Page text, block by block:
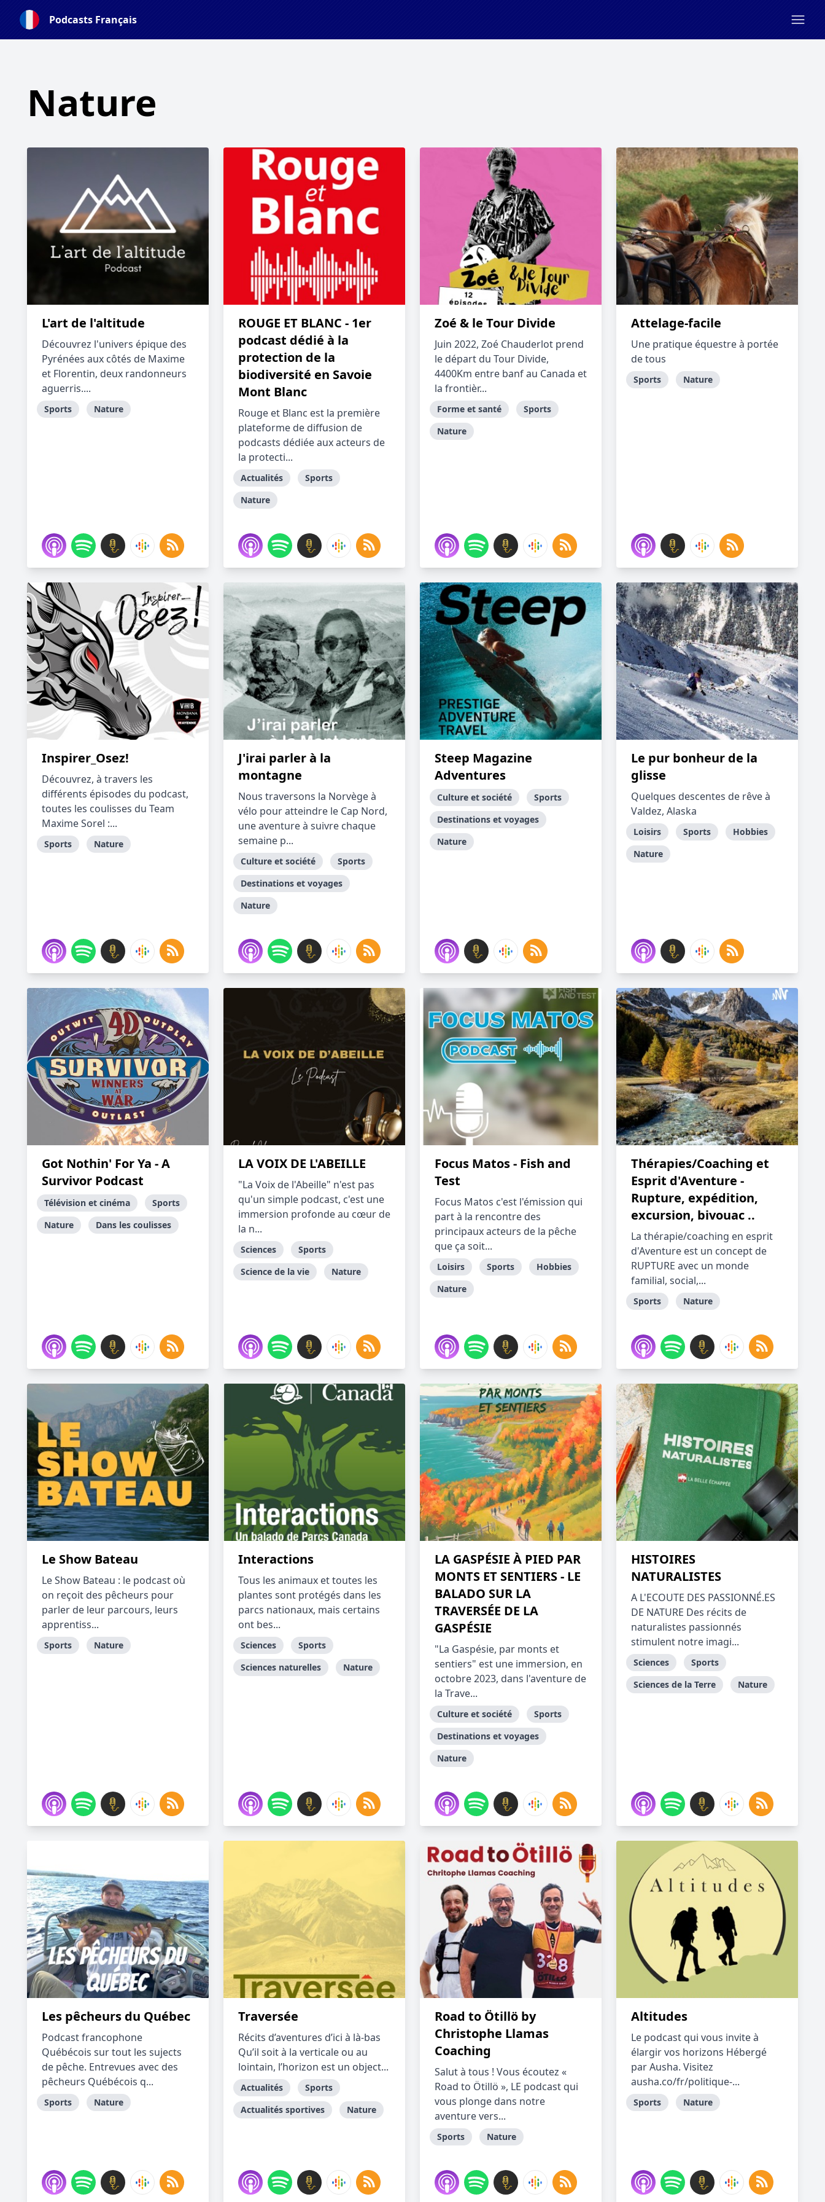
Podcasts Français
Nature
L'art de l'altitude
Découvrez l'univers épique des
Pyrénées aux côtés de Maxime
et Florentin, deux randonneurs
aguerris....
Sports Nature
ROUGE ET BLANC - 1er
podcast dédié à la
protection de la
biodiversité en Savoie
Mont Blanc
Rouge et Blanc est la première
plateforme de diffusion de
podcasts dédiée aux acteurs de
la protecti...
Actualités
Sports
Nature
Zoé & le Tour Divide
Juin 2022, Zoé Chauderlot prend
le départ du Tour Divide,
4400Km entre banf au Canada et
la frontièr...
Forme et santé
Sports
Nature
Attelage-facile
Une pratique équestre à portée
de tous
Sports Nature
Inspirer_Osez!
Découvrez, à travers les
différents épisodes du podcast,
toutes les coulisses du Team
Maxime Sorel :...
Sports Nature
J'irai parler à la
montagne
Nous traversons la Norvège à
vélo pour atteindre le Cap Nord,
une aventure à suivre chaque
semaine p...
Culture et société
Sports
Destinations et voyages
Nature
Steep Magazine
Adventures
Culture et société
Sports
Destinations et voyages
Nature
Le pur bonheur de la
glisse
Quelques descentes de rêve à
Valdez, Alaska
Loisirs Sports
Hobbies
Nature
Got Nothin' For Ya - A
Survivor Podcast
Télévision et cinéma
Sports
Nature
Dans les coulisses
LA VOIX DE L'ABEILLE
"La Voix de l'Abeille" n'est pas
qu'un simple podcast, c'est une
immersion profonde au cœur de
la n...
Sciences
Sports
Science de la vie
Nature
Focus Matos - Fish and
Test
Focus Matos c'est l'émission qui
part à la rencontre des
principaux acteurs de la pêche
que ça soit...
Loisirs Sports
Hobbies
Nature
Thérapies/Coaching et
Esprit d'Aventure -
Rupture, expédition,
excursion, bivouac ..
La thérapie/coaching en esprit
d'Aventure est un concept de
RUPTURE avec un monde
familial, social,...
Sports Nature
Le Show Bateau
Le Show Bateau : le podcast où
on reçoit des pêcheurs pour
parler de leur parcours, leurs
apprentiss...
Sports Nature
Interactions
Tous les animaux et toutes les
plantes sont protégés dans les
parcs nationaux, mais certains
ont bes...
Sciences
Sports
Sciences naturelles
Nature
LA GASPÉSIE À PIED PAR
MONTS ET SENTIERS - LE
BALADO SUR LA
TRAVERSÉE DE LA
GASPÉSIE
"La Gaspésie, par monts et
sentiers" est une immersion, en
octobre 2023, dans l'aventure de
la Trave...
Culture et société
Sports
Destinations et voyages
Nature
HISTOIRES
NATURALISTES
A L'ECOUTE DES PASSIONNÉ.ES
DE NATURE Des récits de
naturalistes passionnés
stimulent notre imagi...
Sciences
Sports
Sciences de la Terre
Nature
Les pêcheurs du Québec
Podcast francophone
Québécois sur tout les sujects
de pêche. Entrevues avec des
pêcheurs Québécois q...
Sports Nature
Traversée
Récits d’aventures d’ici à là-bas
Qu’il soit à la verticale ou au
lointain, l’horizon est un object...
Actualités
Sports
Actualités sportives
Nature
Road to Ötillö by
Christophe Llamas
Coaching
Salut à tous ! Vous écoutez «
Road to Ötillö », LE podcast qui
vous plonge dans notre
aventure vers...
Sports Nature
Altitudes
Le podcast qui vous invite à
élargir vos horizons Hébergé
par Ausha. Visitez
ausha.co/fr/politique-...
Sports Nature